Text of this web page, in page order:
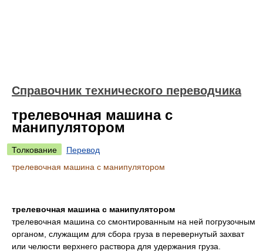
Справочник технического переводчика
трелевочная машина с
манипулятором
Толкование
Перевод
трелевочная машина с манипулятором
трелевочная машина с манипулятором
трелевочная машина со смонтированным на ней погрузочным
органом, служащим для сбора груза в перевернутый захват
или челюсти верхнего раствора для удержания груза.